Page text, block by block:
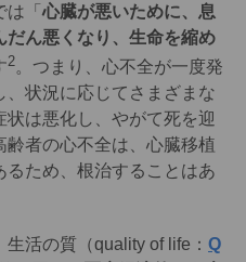
「 心臓が悪いために、息
ん悪くなり、生命を縮め
2。つまり、心不全が一度発
状況に応じてさまざまな
は悪化し、やがて死を迎
齢者の心不全は、心臓移植
ため、根治することはあ
活の質（quality of life： Q